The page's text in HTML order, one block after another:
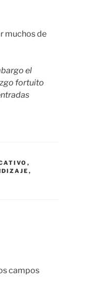
muchos de
el
fortuito
,
,
campos